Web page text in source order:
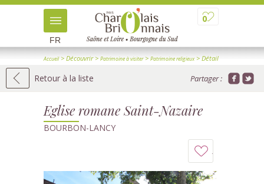
0
FR
Accueil> Découvrir> Patrimoine à visiter> Patrimoine religieux> Détail
Retour à la liste Partager :
Eglise romane Saint-Nazaire
BOURBON-LANCY
à